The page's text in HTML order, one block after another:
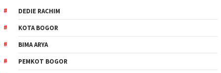
DEDIE RACHIM
KOTA BOGOR
BIMA ARYA
PEMKOT BOGOR